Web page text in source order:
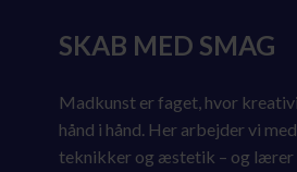
SKAB MED SMAG
Madkunst er faget, hvor
hånd i hånd. Her arbejder vi
teknikker og æstetik – og lærer